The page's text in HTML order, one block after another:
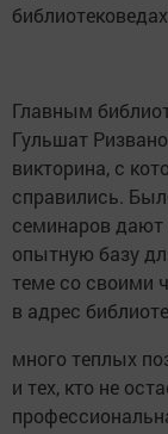
Главным
Гульшат
викторина, с
справились.
семинаров дают
опытную базу
теме со своими
в адрес
много теплых
и тех, кто не